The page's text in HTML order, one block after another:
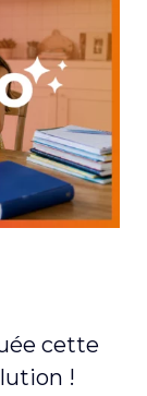
cette
!